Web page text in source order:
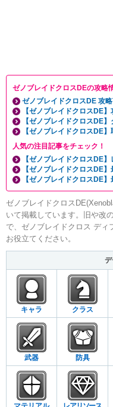
ゼノブレイドクロスDEの攻略
ゼノブレイドクロスDE 攻
【ゼノブレイドクロスDE
【ゼノブレイドクロスDE
【ゼノブレイドクロスDE
人気の注目記事をチェック！
【ゼノブレイドクロスDE
【ゼノブレイドクロスDE
【ゼノブレイドクロスDE
ゼノブレイドクロス
いて掲載しています。旧や改
で、ゼノブレイドクロス ディ
お役立てください。
キャラ クラス
武器 防具